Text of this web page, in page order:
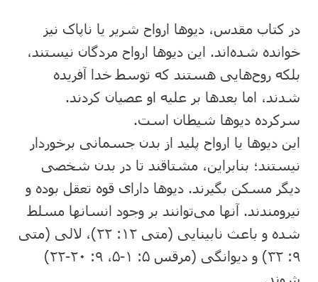
در کتاب مقدس، دیوها ارواح شریر یا ناپاک نیز
خوانده شده‌اند. این دیوها ارواح مردگان نیستند،
بلکه روح‌هایی هستند که توسط خدا آفریده
شدند، اما بعدها بر علیه او عصیان کردند.
سرکرده دیوها شیطان است.
این دیوها یا ارواح پلید از بدن جسمانی برخوردار
نیستند؛ بنابراین، مشتاقند تا در بدن شخصی
دیگر مسکن بگیرند. دیوها دارای قوه تعقل بوده و
نیرومندند. آنها می‌توانند بر وجود انسانها مسلط
شده و باعث نابینایی (متی ۱۲: ۲۲)، لالی (متی
۹: ۳۲) و دیوانگی (مرقس ۵: ۱-۵، ۹: ۲۰-۲۲)